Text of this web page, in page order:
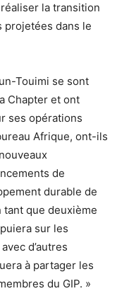
la transition
projetées dans le
Touimi se sont
Chapter et ont
ses opérations
Afrique, ont-ils
de
durable de
tant que deuxième
sur les
d’autres
à partager les
du GIP. »